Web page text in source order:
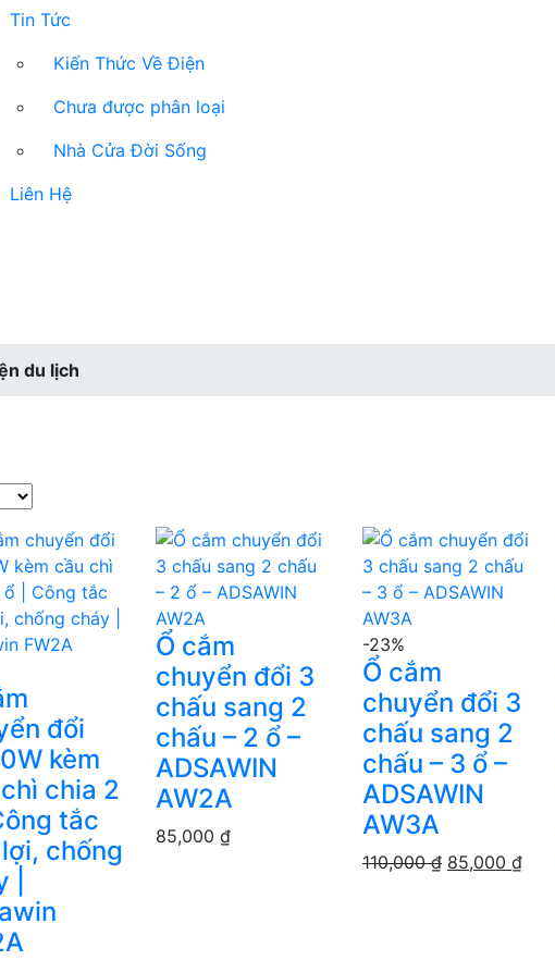
Tin Tức
Kiến Thức Về Điện
Chưa được phân loại
Nhà Cửa Đời Sống
Liên Hệ
du lịch
đổi
kèm
chia 2
tắc
chống
Ổ cắm
chuyển đổi 3
chấu sang 2
chấu – 2 ổ –
ADSAWIN
AW2A
85,000 ₫
-23%
Ổ cắm
chuyển đổi 3
chấu sang 2
chấu – 3 ổ –
ADSAWIN
AW3A
110,000₫ Giá
85,000 ₫Giá